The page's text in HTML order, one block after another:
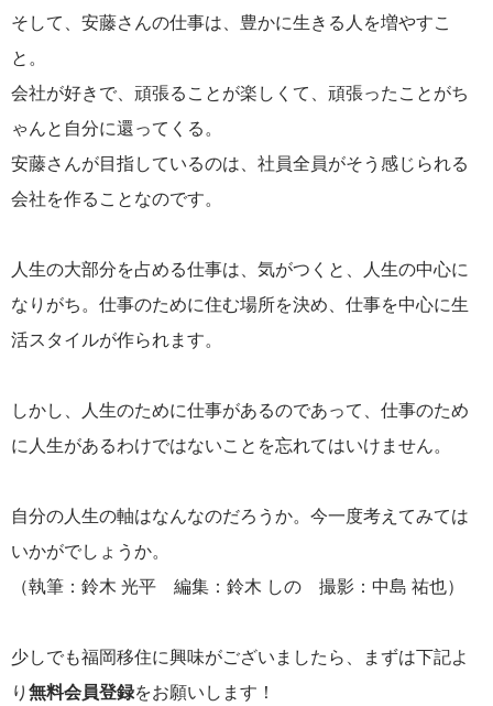
そして、安藤さんの仕事は、豊かに生きる人を増やすこ
と。
会社が好きで、頑張ることが楽しくて、頑張ったことがち
ゃんと自分に還ってくる。
安藤さんが目指しているのは、社員全員がそう感じられる
会社を作ることなのです。
人生の大部分を占める仕事は、気がつくと、人生の中心に
なりがち。仕事のために住む場所を決め、仕事を中心に生
活スタイルが作られます。
しかし、人生のために仕事があるのであって、仕事のため
に人生があるわけではないことを忘れてはいけません。
自分の人生の軸はなんなのだろうか。今一度考えてみては
いかがでしょうか。
（執筆：鈴木 光平 編集：鈴木 しの 撮影：中島 祐也）
少しでも福岡移住に興味がございましたら、まずは下記よ
り 無料会員登録をお願いします！